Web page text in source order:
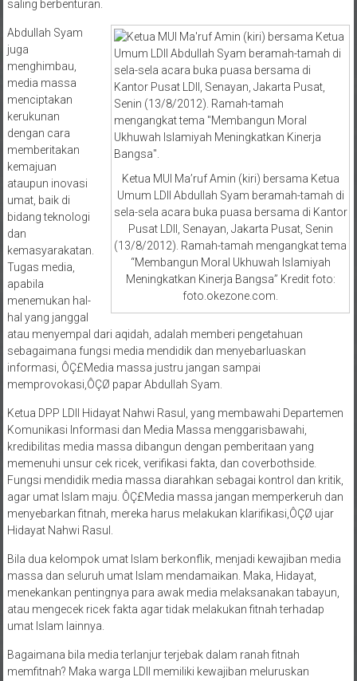
Ketua MUI Ma’ruf Amin (kiri) bersama Ketua
Umum LDII Abdullah Syam beramah-tamah di
sela-sela acara buka puasa bersama di Kantor
Pusat LDII, Senayan, Jakarta Pusat, Senin
(13/8/2012). Ramah-tamah mengangkat tema
“Membangun Moral Ukhuwah Islamiyah
Meningkatkan Kinerja Bangsa” Kredit foto:
foto.okezone.com.
juga
menghimbau,
media massa
menciptakan
kerukunan
dengan cara
memberitakan
kemajuan
ataupun inovasi
umat, baik di
bidang teknologi
dan
kemasyarakatan.
Tugas media,
apabila
menemukan hal-
hal yang janggal
atau menyempal dari aqidah, adalah memberi pengetahuan
sebagaimana fungsi media mendidik dan menyebarluaskan
informasi, ÔÇ£Media massa justru jangan sampai
memprovokasi,ÔÇØ papar Abdullah Syam.
Komunikasi Informasi dan Media Massa menggarisbawahi,
kredibilitas media massa dibangun dengan pemberitaan yang
memenuhi unsur cek ricek, verifikasi fakta, dan coverbothside.
Fungsi mendidik media massa diarahkan sebagai kontrol dan kritik,
agar umat Islam maju. ÔÇ£Media massa jangan memperkeruh dan
menyebarkan fitnah, mereka harus melakukan klarifikasi,ÔÇØ ujar
Hidayat Nahwi Rasul.
massa dan seluruh umat Islam mendamaikan. Maka, Hidayat,
menekankan pentingnya para awak media melaksanakan tabayun,
atau mengecek ricek fakta agar tidak melakukan fitnah terhadap
umat Islam lainnya.
memfitnah? Maka warga LDII memiliki kewajiban meluruskan
pemberitaan negatif. Dengan mendatangi kantor redaksi media